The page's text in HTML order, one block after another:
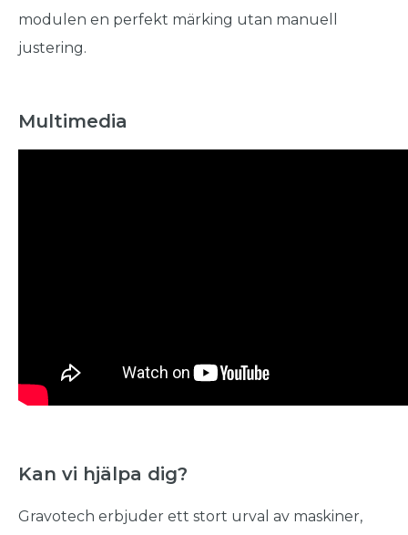
modulen en perfekt märking utan manuell
justering.
Multimedia
Kan vi hjälpa dig?
Gravotech erbjuder ett stort urval av maskiner,